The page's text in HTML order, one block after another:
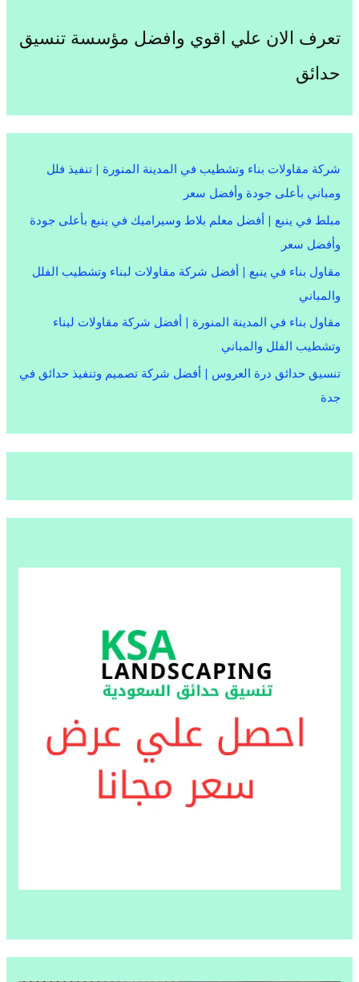
تعرف الان علي اقوي وافضل مؤسسة تنسيق
حدائق
شركة مقاولات بناء وتشطيب في المدينة المنورة | تنفيذ فلل
ومباني بأعلى جودة وأفضل سعر
مبلط في ينبع | أفضل معلم بلاط وسيراميك في ينبع بأعلى جودة
وأفضل سعر
مقاول بناء في ينبع | أفضل شركة مقاولات لبناء وتشطيب الفلل
والمباني
مقاول بناء في المدينة المنورة | أفضل شركة مقاولات لبناء
وتشطيب الفلل والمباني
تنسيق حدائق درة العروس | أفضل شركة تصميم وتنفيذ حدائق في
جدة